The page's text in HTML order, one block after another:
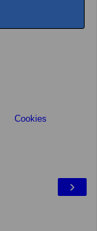
Cookies
›